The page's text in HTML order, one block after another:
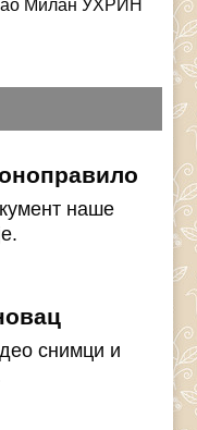
Милан УХРИН
наше
снимци и